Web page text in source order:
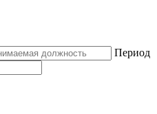
Период